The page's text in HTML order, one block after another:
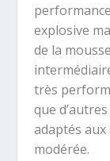
explosive
de la
très
que
adaptés
modérée.